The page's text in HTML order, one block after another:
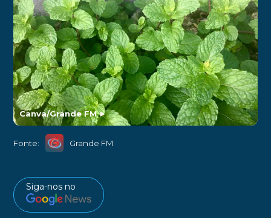
Canva/Grande FM►
Fonte: Grande FM
Siga-nos no